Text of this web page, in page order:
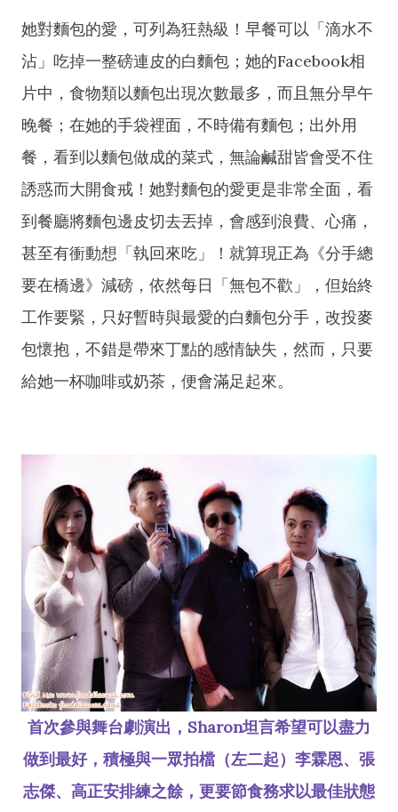
她對麵包的愛，可列為狂熱級！早餐可以「滴水不
沾」吃掉一整磅連皮的白麵包；她的Facebook相
片中，食物類以麵包出現次數最多，而且無分早午
晚餐；在她的手袋裡面，不時備有麵包；出外用
餐，看到以麵包做成的菜式，無論鹹甜皆會受不住
誘惑而大開食戒！她對麵包的愛更是非常全面，看
到餐廳將麵包邊皮切去丟掉，會感到浪費、心痛，
甚至有衝動想「執回來吃」！就算現正為《分手總
要在橋邊》減磅，依然每日「無包不歡」，但始終
工作要緊，只好暫時與最愛的白麵包分手，改投麥
包懷抱，不錯是帶來丁點的感情缺失，然而，只要
給她一杯咖啡或奶茶，便會滿足起來。
首次參與舞台劇演出，Sharon坦言希望可以盡力
做到最好，積極與一眾拍檔（左二起）李霖恩、張
志傑、高正安排練之餘，更要節食務求以最佳狀態